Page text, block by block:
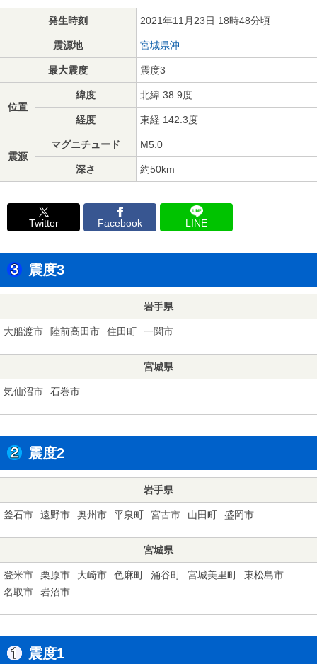
発生時刻 2021年11月23日 18時48分頃
震源地 宮城県沖
最大震度 震度3
位置
緯度 北緯 38.9度
経度 東経 142.3度
震源
マグニチュード M5.0
深さ 約50km
Twitter Facebook LINE
震度3
岩手県
大船渡市 陸前高田市 住田町 一関市
宮城県
気仙沼市 石巻市
震度2
岩手県
釜石市 遠野市 奥州市 平泉町 宮古市 山田町 盛岡市
宮城県
登米市 栗原市 大崎市 色麻町 涌谷町 宮城美里町
東松島市
名取市
岩沼市
震度1